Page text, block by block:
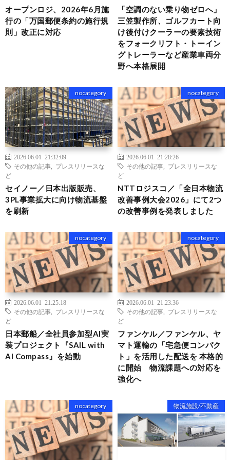
オープンロジ、2026年6月施
行の「万国郵便条約の施行規
則」改正に対応
「空調のない乗り物ゼロへ」
三笠製作所、ゴルフカート向
け後付けクーラーの要素技術
をフォークリフト・トーイン
グトレーラーなど産業車両分
野へ本格展開
nocategory
2026.06.01 21:32:09
その他の記事
プレスリリースな
ど
セイノー／日本出版販売、
3PL事業拡大に向け物流基盤
を刷新
nocategory
2026.06.01 21:28:26
その他の記事
プレスリリースな
ど
NTTロジスコ／「全日本物流
改善事例大会2026」にて2つ
の改善事例を発表しました
nocategory
2026.06.01 21:25:18
その他の記事
プレスリリースな
ど
日本郵船／全社員参加型AI実
装プロジェクト『SAIL with
AI Compass』を始動
nocategory
2026.06.01 21:23:36
その他の記事
プレスリリースな
ど
ファンケル／ファンケル、ヤ
マト運輸の「宅急便コンパク
ト」を活用した配送を 本格的
に開始 物流課題への対応を
強化へ
nocategory 物流施設/不動産